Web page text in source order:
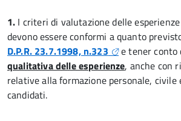
1. I criteri di valutazione delle
devono essere conformi a quanto
D.P.R. 23.7.1998, n.323
e tener conto
qualitativa delle esperienze, anche con
relative alla formazione personale, civile
candidati.